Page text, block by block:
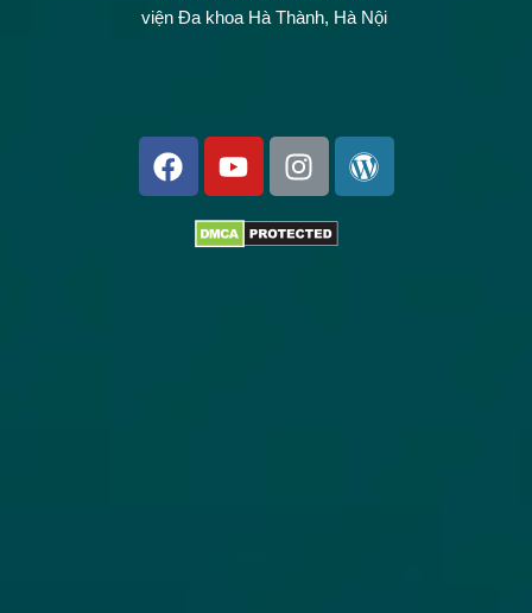
viện Đa khoa Hà Thành, Hà Nội